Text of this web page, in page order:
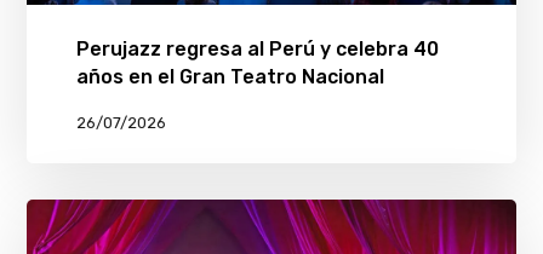
Perujazz regresa al Perú y celebra 40
años en el Gran Teatro Nacional
26/07/2026